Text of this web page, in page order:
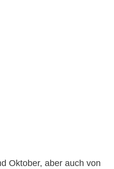
Oktober, aber auch von